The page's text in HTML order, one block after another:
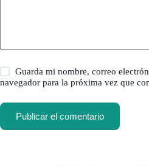
Guarda mi nombre, correo
navegador para la próxima vez que
Publicar el comentario